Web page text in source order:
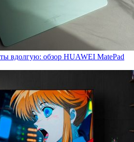
вдолгую: обзор HUAWEI MatePad